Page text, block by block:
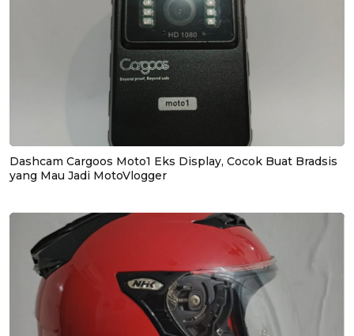
Dashcam Cargoos Moto1 Eks Display, Cocok Buat Bradsis
yang Mau Jadi MotoVlogger